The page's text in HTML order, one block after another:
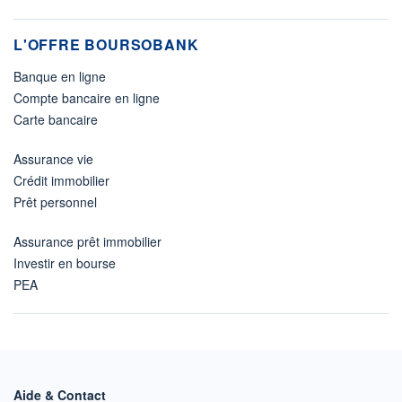
L'OFFRE BOURSOBANK
Banque en ligne
Compte bancaire en ligne
Carte bancaire
Assurance vie
Crédit immobilier
Prêt personnel
Assurance prêt immobilier
Investir en bourse
PEA
Aide & Contact